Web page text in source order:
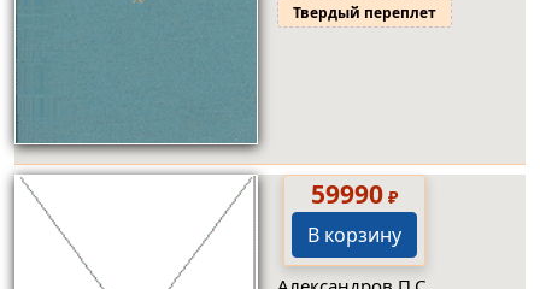
Твердый переплет
59990₽
В корзину